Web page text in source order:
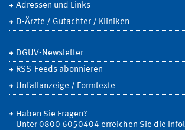
Adressen und Links
D-Ärzte / Gutachter / Kliniken
DGUV-Newsletter
RSS-Feeds abonnieren
Unfallanzeige / Formtexte
Haben Sie Fragen?
Unter 0800 6050404 erreichen Sie die